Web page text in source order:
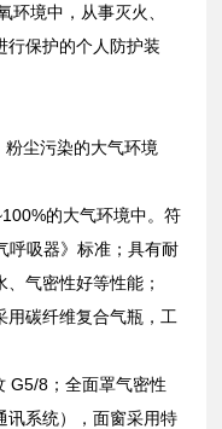
环境中，从事灭火、
行保护的个人防护装
尘污染的大气环境
的大气环境中。符
呼吸器》标准；具有耐
气密性好等性能；
用碳纤维复合气瓶，工
G5/8；全面罩气密性
讯系统），面窗采用特